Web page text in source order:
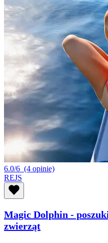
6.0/6 (4 opinie)
REJS
Magic Dolphin -
zwierząt